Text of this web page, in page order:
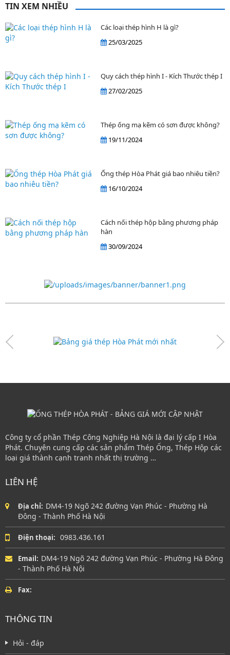
TIN XEM NHIỀU
Các loại thép hình H là gì?
25/03/2025
Quy cách thép hình I - Kích Thước thép I
27/02/2025
Thép ống mạ kẽm có sơn được không?
19/11/2024
Ống thép Hòa Phát giá bao nhiêu tiền?
16/10/2024
Cách nối thép hộp bằng phương pháp
hàn
30/09/2024
Công ty cổ phần Thép Công Nghiệp Hà Nội là đại lý cấp I Hòa
Phát. Chuyên cung cấp các sản phẩm Thép Ống, Thép Hộp các
loại giá thành cạnh tranh nhất thị trường …
LIÊN HỆ
Địa chỉ: DM4-19 Ngõ 242 đường Vạn Phúc - Phường Hà
Đông - Thành Phố Hà Nội
Điện thoại: 0983.436.161
Email: DM4-19 Ngõ 242 đường Vạn Phúc - Phường Hà Đông
- Thành Phố Hà Nội
Fax:
THÔNG TIN
Hỏi - đáp